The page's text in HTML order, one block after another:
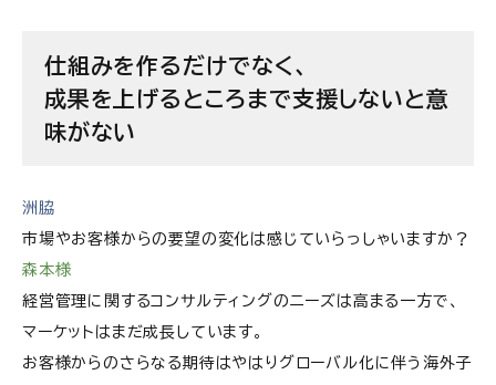
仕組みを作るだけでなく、
成果を上げるところまで支援しないと意
味がない
洲脇
市場やお客様からの要望の変化は感じていらっしゃいますか？
森本様
経営管理に関するコンサルティングのニーズは高まる一方で、
マーケットはまだ成長しています。
お客様からのさらなる期待はやはりグローバル化に伴う海外子